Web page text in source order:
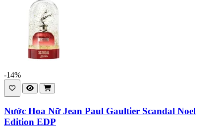
-14%
Nước Hoa Nữ Jean Paul Gaultier Scandal Noel
Edition EDP